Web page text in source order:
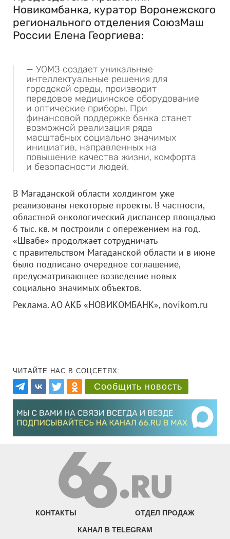
Новикомбанка, куратор Воронежского
регионального отделения СоюзМаш
России Елена Георгиева:
— УОМЗ создает уникальные
интеллектуальные решения для
городской среды, производит
передовое медицинское оборудование
и оптические приборы. При
финансовой поддержке банка станет
возможной реализация ряда
масштабных социально значимых
инициатив, направленных на
повышение качества жизни, комфорта
и безопасности людей.
В Магаданской области холдингом уже
реализованы некоторые проекты. В частности,
областной онкологический диспансер площадью
6 тыс. кв. м построили с опережением на год.
«Швабе» продолжает сотрудничать
с правительством Магаданской области и в июне
было подписано очередное соглашение,
предусматривающее возведение новых
социально значимых объектов.
Реклама. АО АКБ «НОВИКОМБАНК», novikom.ru
ЧИТАЙТЕ НАС В СОЦСЕТЯХ:
Сообщить новость
КОНТАКТЫ ОТДЕЛ ПРОДАЖ
КАНАЛ В TELEGRAM